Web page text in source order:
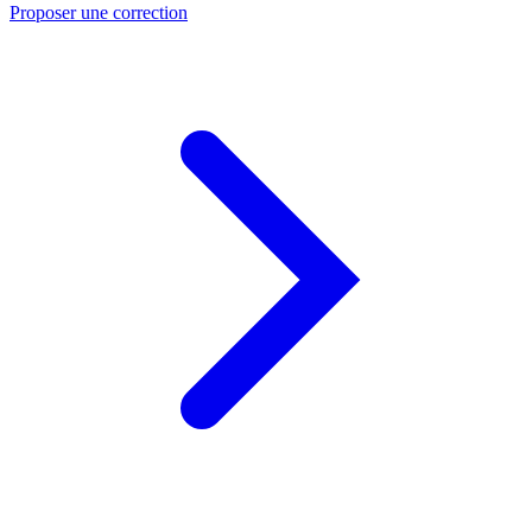
Proposer une correction